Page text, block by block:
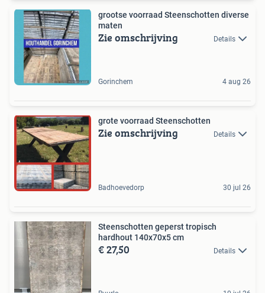
grootse voorraad Steenschotten diverse
maten
Zie omschrijving Details
Gorinchem 4 aug 26
grote voorraad Steenschotten
Zie omschrijving Details
Badhoevedorp 30 jul 26
Steenschotten geperst tropisch
hardhout 140x70x5 cm
€ 27,50 Details